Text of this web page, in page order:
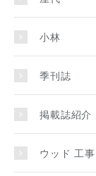
小林
季刊誌
掲載誌紹介
ウッド 工事